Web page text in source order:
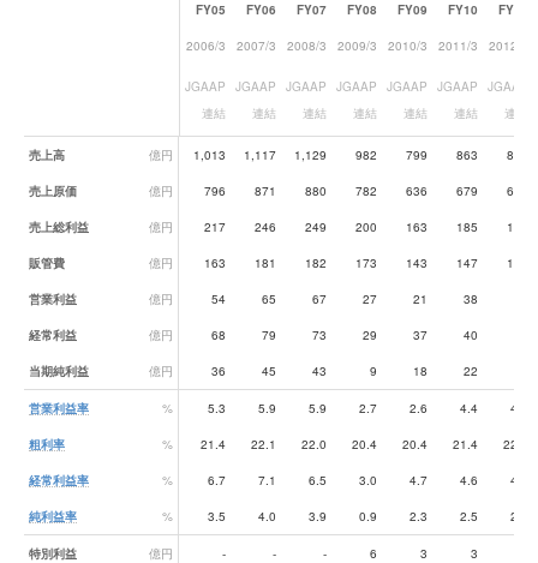
業績データ一覧
FY05 FY06 FY07 FY08 FY09 FY10 FY11
2006/3 2007/3 2008/3 2009/3 2010/3 2011/3 2012/3
JGAAP
連結
JGAAP
連結
JGAAP
連結
JGAAP
連結
JGAAP
連結
JGAAP
連結
JGAAP
連結
売上高 億円 1,013 1,117 1,129 982 799 863 861
売上原価 億円 796 871 880 782 636 679 670
売上総利益 億円 217 246 249 200 163 185 191
販管費 億円 163 181 182 173 143 147 155
営業利益 億円 54 65 67 27 21 38
経常利益 億円 68 79 73 29 37 40
当期純利益 億円 36 45 43 9 18 22
営業利益率 % 5.3 5.9 5.9 2.7 2.6 4.4 4.1
粗利率 % 21.4 22.1 22.0 20.4 20.4 21.4 22.2
経常利益率 % 6.7 7.1 6.5 3.0 4.7 4.6 4.5
純利益率 % 3.5 4.0 3.9 0.9 2.3 2.5 2.5
特別利益 億円 - - - 6 3 3